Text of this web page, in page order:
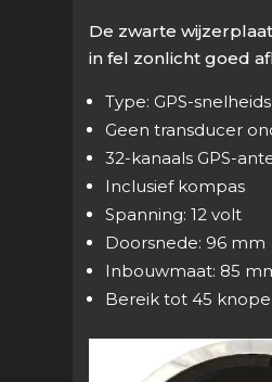
De zwarte
in fel zonlicht goed
Type: GPS-
Geen transducer
32-kanaals GPS-
Inclusief kompas
Spanning: 12 volt
Doorsnede: 96 mm
Inbouwmaat: 85
Bereik tot 45